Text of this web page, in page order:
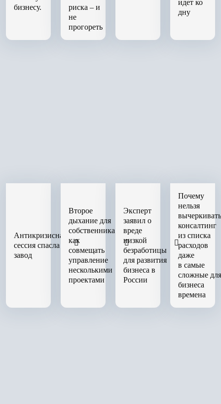
бизнесу.
риска – и
не
прогореть
идет ко
дну
Антикризисная
сессия спасла
завод
Второе
дыхание для
собственника:
как
совмещать
управление
несколькими
проектами
Эксперт
заявил о
вреде
низкой
безработицы
для развития
бизнеса в
России
Почему
нельзя
вычеркивать
консалтинг
из списка
расходов
даже
в самые
сложные для
бизнеса
времена